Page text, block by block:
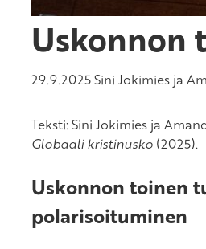
Uskonnon
29.9.2025Sini Jokimies ja
Teksti: Sini Jokimies ja
Globaali kristinusko(2025).
Uskonnon toinen
polarisoituminen